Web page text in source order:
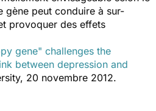
gène peut conduire à sur-
provoquer des effets
gene" challenges the
between depression and
20 novembre 2012.